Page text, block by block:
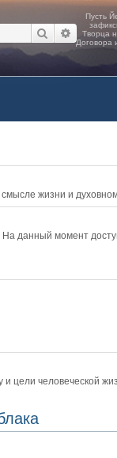
Поиск
жизни и
данный момент
цели человеческой